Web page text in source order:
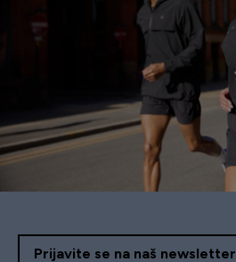
Prijavite se na naš newsletter